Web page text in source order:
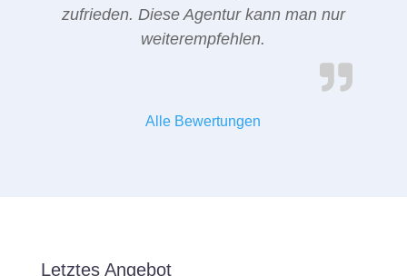
zufrieden. Diese Agentur kann man nur
weiterempfehlen.
Alle Bewertungen
Letztes Angebot